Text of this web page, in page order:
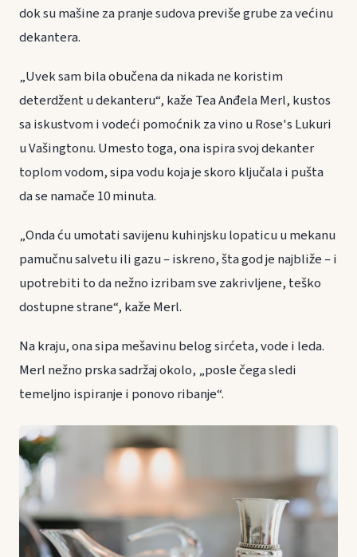
dok su mašine za pranje sudova previše grube za većinu
dekantera.
„Uvek sam bila obučena da nikada ne koristim
deterdžent u dekanteru“, kaže Tea Anđela Merl, kustos
sa iskustvom i vodeći pomoćnik za vino u Rose's Lukuri
u Vašingtonu. Umesto toga, ona ispira svoj dekanter
toplom vodom, sipa vodu koja je skoro ključala i pušta
da se namače 10 minuta.
„Onda ću umotati savijenu kuhinjsku lopaticu u mekanu
pamučnu salvetu ili gazu – iskreno, šta god je najbliže – i
upotrebiti to da nežno izribam sve zakrivljene, teško
dostupne strane“, kaže Merl.
Na kraju, ona sipa mešavinu belog sirćeta, vode i leda.
Merl nežno prska sadržaj okolo, „posle čega sledi
temeljno ispiranje i ponovo ribanje“.